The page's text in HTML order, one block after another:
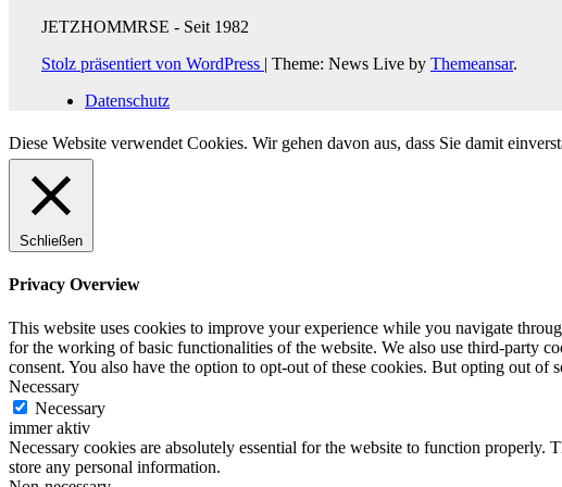
JETZHOMMRSE - Seit 1982
Stolz präsentiert von WordPress | Theme: News Live by Themeansar.
Datenschutz
Diese Website verwendet Cookies. Wir gehen davon aus, dass Sie damit
Schließen
Privacy Overview
This website uses cookies to improve your experience while you navigate
for the working of basic functionalities of the website. We also use third-party
consent. You also have the option to opt-out of these cookies. But opting out of
Necessary
Necessary
immer aktiv
Necessary cookies are absolutely essential for the website to function properly.
store any personal information.